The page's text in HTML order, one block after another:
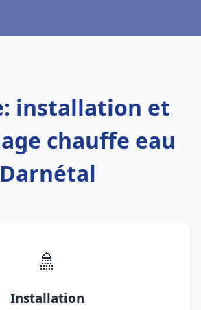
installation et
chauffe eau
Darnétal
🚿
Installation